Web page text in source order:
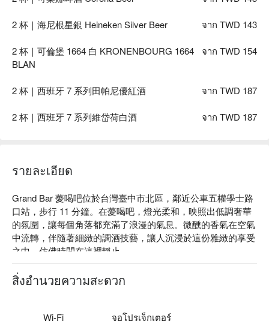
2 杯｜海尼根星銀 Heineken Silver Beer จาก TWD 143
2 杯｜可倫堡 1664 白 KRONENBOURG 1664
BLAN
จาก TWD 154
2 杯｜西班牙 7 系列田帕尼優紅酒 จาก TWD 187
2 杯｜西班牙 7 系列維岱荷白酒 จาก TWD 187
รายละเอียด
Grand Bar 薆喝吧位於台灣臺中市北區，鄰近公車五權學士路
口站，步行 11 分鐘。在薆喝吧，燈光柔和，映照出低調奢華
的氛圍，讓每個角落都充滿了浪漫的氣息。微醺的香氣在空氣
中流轉，伴隨著細緻的調酒技藝，讓人沉浸於這份雅緻的享受
之中，仿佛時間在這裡靜止。
在這樣的氛圍中，特調飲品如踏雪尋莓、春雨伯爵、鳳桃凝
สิ่งอำนวยความสะดวก
Wi-Fi จอโปรเจ็กเตอร์